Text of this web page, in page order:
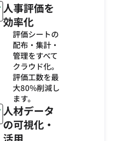
人事評価を
効率化
評価シートの
配布・集計・
管理をすべて
クラウド化。
評価工数を最
大80%削減し
ます。
人材データ
の可視化・